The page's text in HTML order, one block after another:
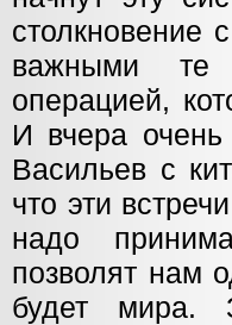
столкновение
важными те
операцией,
И вчера
Васильев с
что эти
надо
позволят нам
будет мира.